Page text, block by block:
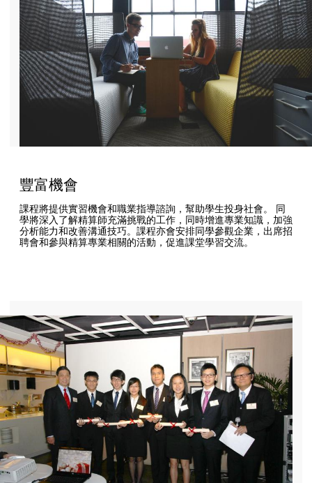
豐富機會
課程將提供實習機會和職業指導諮詢，幫助學生投身社會。 同
學將深入了解精算師充滿挑戰的工作，同時增進專業知識，加強
分析能力和改善溝通技巧。課程亦會安排同學參觀企業，出席招
聘會和參與精算專業相關的活動，促進課堂學習交流。